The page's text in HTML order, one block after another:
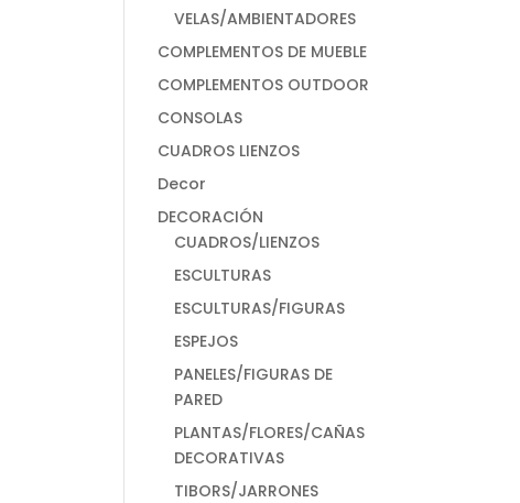
VELAS/AMBIENTADORES
COMPLEMENTOS DE MUEBLE
COMPLEMENTOS OUTDOOR
CONSOLAS
CUADROS LIENZOS
Decor
DECORACIÓN
CUADROS/LIENZOS
ESCULTURAS
ESCULTURAS/FIGURAS
ESPEJOS
PANELES/FIGURAS DE
PARED
PLANTAS/FLORES/CAÑAS
DECORATIVAS
TIBORS/JARRONES